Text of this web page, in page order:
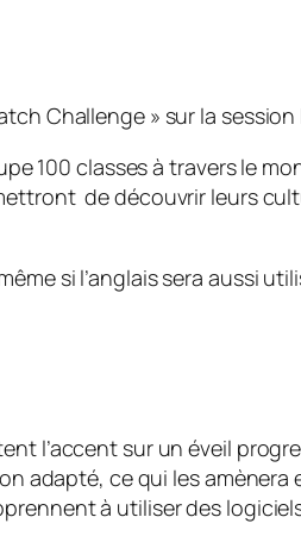
Challenge » sur la
100 classes à travers le
de découvrir leurs
si l’anglais sera aussi
l’accent sur un éveil
adapté, ce qui les
à utiliser des